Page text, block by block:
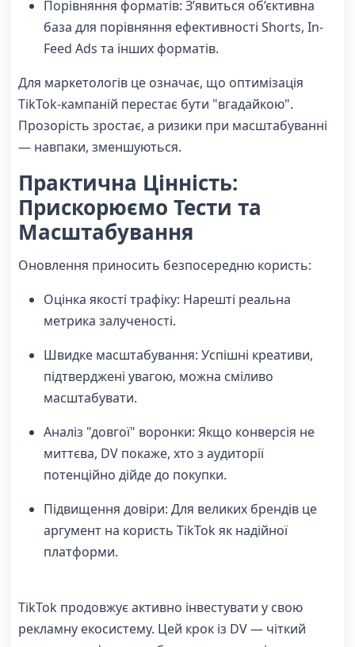
Порівняння форматів: З’явиться об’єктивна
база для порівняння ефективності Shorts, In-
Feed Ads та інших форматів.
Для маркетологів це означає, що оптимізація
TikTok-кампаній перестає бути "вгадайкою".
Прозорість зростає, а ризики при масштабуванні
— навпаки, зменшуються.
Практична Цінність:
Прискорюємо Тести та
Масштабування
Оновлення приносить безпосередню користь:
Оцінка якості трафіку: Нарешті реальна
метрика залученості.
Швидке масштабування: Успішні креативи,
підтверджені увагою, можна сміливо
масштабувати.
Аналіз "довгої" воронки: Якщо конверсія не
миттєва, DV покаже, хто з аудиторії
потенційно дійде до покупки.
Підвищення довіри: Для великих брендів це
аргумент на користь TikTok як надійної
платформи.
TikTok продовжує активно інвестувати у свою
рекламну екосистему. Цей крок із DV — чіткий